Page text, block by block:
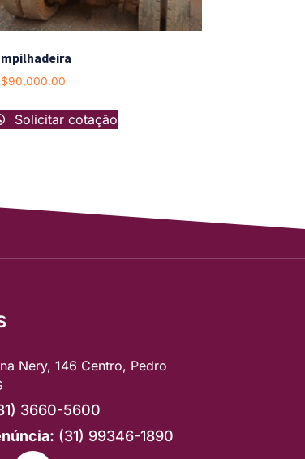
90,000.00
Solicitar cotação
Nery, 146 Centro, Pedro
3660-5600
(31) 99346-1890